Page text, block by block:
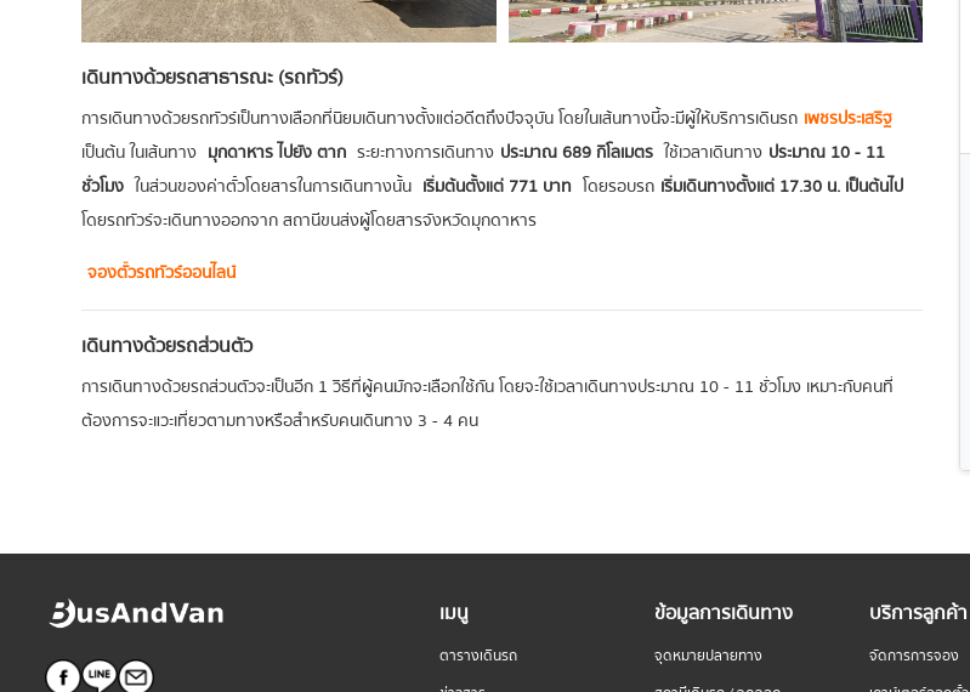
เดินทางด้วยรถสาธารณะ (รถทัวร์)
การเดินทางด้วยรถทัวร์เป็นทางเลือกที่นิยมเดินทางตั้งแต่อดีตถึงปัจจุบัน โดยในเส้นทางนี้จะมีผู้ให้บริการเดินรถ เพชรประเสริฐ
เป็นต้น ในเส้นทาง มุกดาหาร ไปยัง ตาก ระยะทางการเดินทาง ประมาณ 689 กิโลเมตร ใช้เวลาเดินทาง ประมาณ 10 - 11
ชั่วโมง ในส่วนของค่าตั๋วโดยสารในการเดินทางนั้น เริ่มต้นตั้งแต่ 771 บาท โดยรอบรถ เริ่มเดินทางตั้งแต่ 17.30 น. เป็นต้นไป
โดยรถทัวร์จะเดินทางออกจาก สถานีขนส่งผู้โดยสารจังหวัดมุกดาหาร
จองตั๋วรถทัวร์ออนไลน์
เดินทางด้วยรถส่วนตัว
การเดินทางด้วยรถส่วนตัวจะเป็นอีก 1 วิธีที่ผู้คนมักจะเลือกใช้กัน โดยจะใช้เวลาเดินทางประมาณ 10 - 11 ชั่วโมง เหมาะกับคนที่
ต้องการจะแวะเที่ยวตามทางหรือสำหรับคนเดินทาง 3 - 4 คน
เมนู
ตารางเดินรถ
ข้อมูลการเดินทาง
จุดหมายปลายทาง
บริการลูกค้า
จัดการการจอง